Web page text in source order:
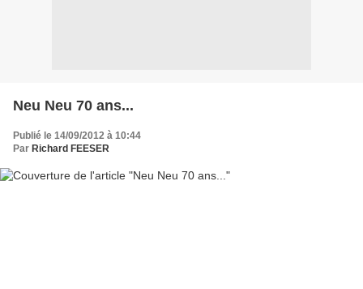
Neu Neu 70 ans...
Publié le 14/09/2012 à 10:44
Par Richard FEESER